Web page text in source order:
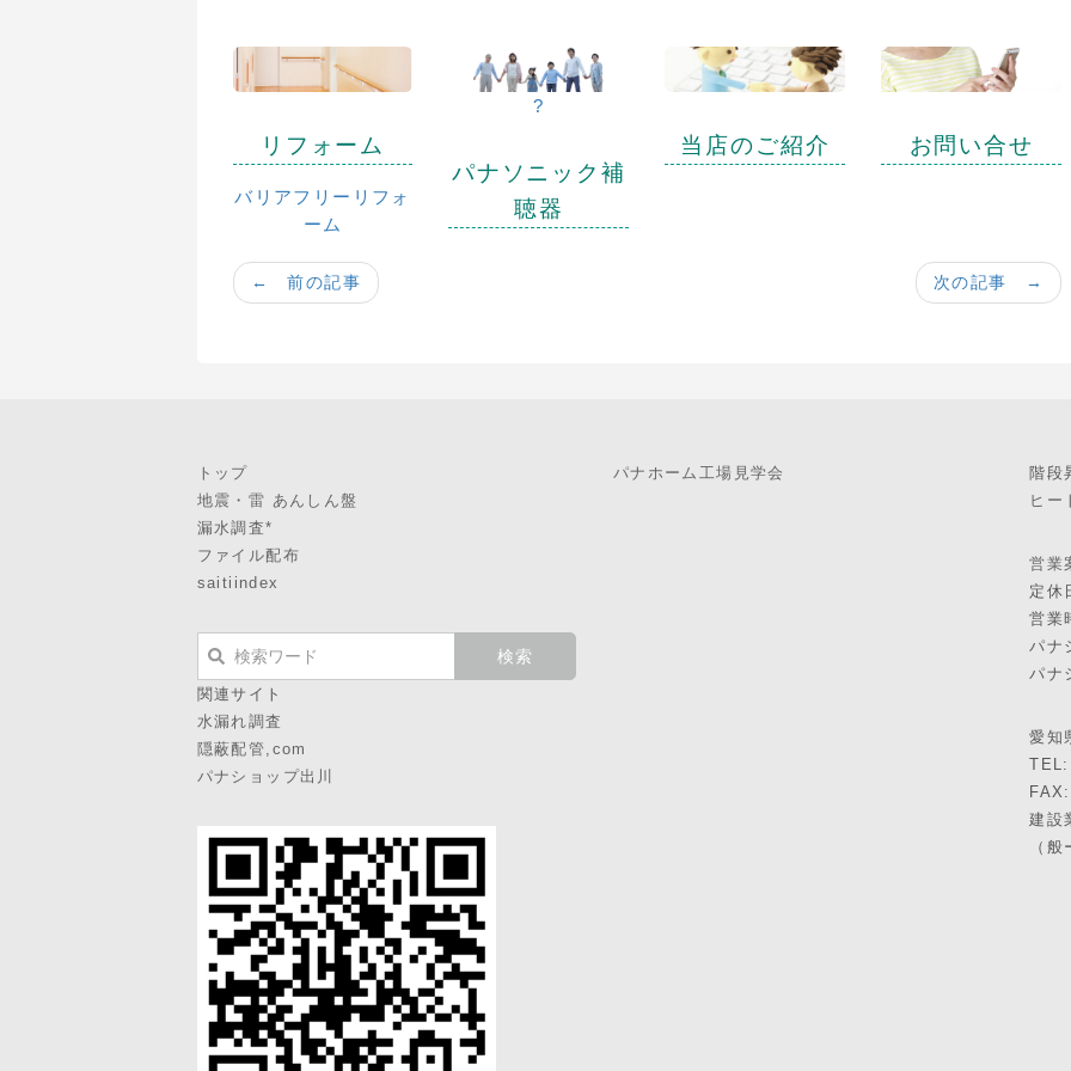
リフォーム
バリアフリーリフォ
ーム
?
パナソニック補
聴器
当店のご紹介 お問い合せ
次の記事 →
← 前の記事
トップ
地震・雷 あんしん盤
漏水調査*
ファイル配布
saitiindex
関連サイト
水漏れ調査
隠蔽配管,com
パナショップ出川
パナホーム工場見学会
階段
ヒー
営業
定
営業
パナ
パナ
愛知
建設
（